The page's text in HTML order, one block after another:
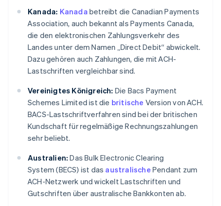
Kanada: Kanada betreibt die Canadian Payments
Association, auch bekannt als Payments Canada,
die den elektronischen Zahlungsverkehr des
Landes unter dem Namen „Direct Debit“ abwickelt.
Dazu gehören auch Zahlungen, die mit ACH-
Lastschriften vergleichbar sind.
Vereinigtes Königreich: Die Bacs Payment
Schemes Limited ist die britische Version von ACH.
BACS-Lastschriftverfahren sind bei der britischen
Kundschaft für regelmäßige Rechnungszahlungen
sehr beliebt.
Australien: Das Bulk Electronic Clearing
System (BECS) ist das australische Pendant zum
ACH-Netzwerk und wickelt Lastschriften und
Gutschriften über australische Bankkonten ab.